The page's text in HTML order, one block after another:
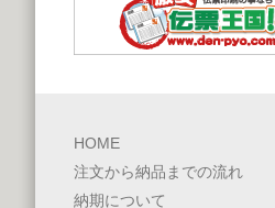
HOME
注文から納品までの流れ
納期について